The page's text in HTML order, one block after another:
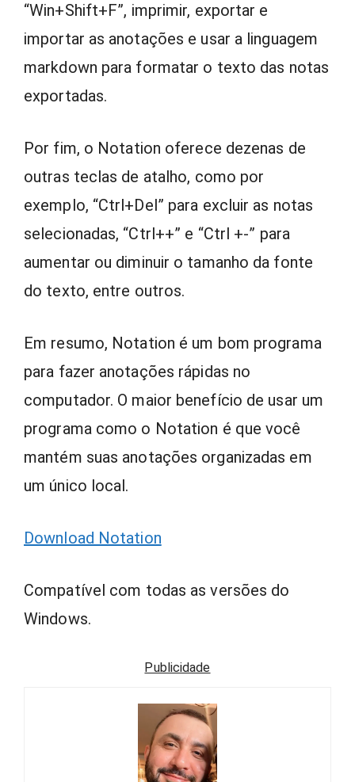
“Win+Shift+F”, imprimir, exportar e
importar as anotações e usar a linguagem
markdown para formatar o texto das notas
exportadas.
Por fim, o Notation oferece dezenas de
outras teclas de atalho, como por
exemplo, “Ctrl+Del” para excluir as notas
selecionadas, “Ctrl++” e “Ctrl +-” para
aumentar ou diminuir o tamanho da fonte
do texto, entre outros.
Em resumo, Notation é um bom programa
para fazer anotações rápidas no
computador. O maior benefício de usar um
programa como o Notation é que você
mantém suas anotações organizadas em
um único local.
Download Notation
Compatível com todas as versões do
Windows.
Publicidade